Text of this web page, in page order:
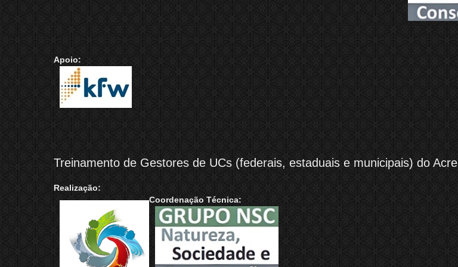
Apoio:
Treinamento de Gestores de UCs (federais, estaduais e municipais) do Acre
Realização:
Coordenação Técnica: